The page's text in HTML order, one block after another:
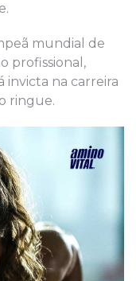
mundial de
profissional,
invicta na carreira
ringue.